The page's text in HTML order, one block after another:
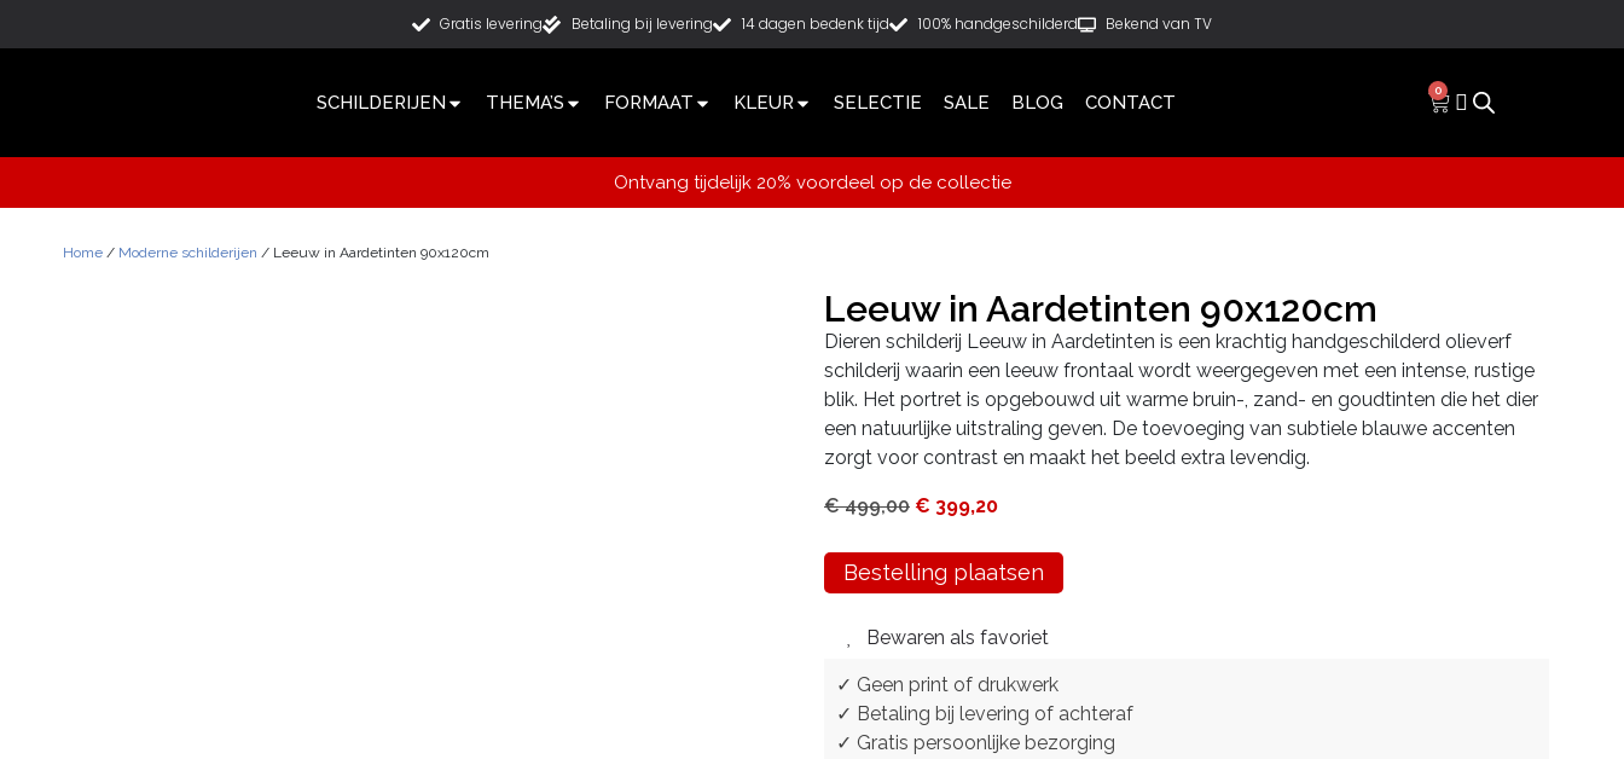
Gratis levering Betaling bij levering 14 dagen bedenk tijd 100% handgeschilderd Bekend van TV
SCHILDERIJEN THEMA’S FORMAAT KLEUR SELECTIE SALE BLOG CONTACT
0
Ontvang tijdelijk 20% voordeel op de collectie
Home / Moderne schilderijen / Leeuw in Aardetinten 90x120cm
Leeuw in Aardetinten 90x120cm
Dieren schilderij Leeuw in Aardetinten is een krachtig handgeschilderd olieverf
schilderij waarin een leeuw frontaal wordt weergegeven met een intense, rustige
blik. Het portret is opgebouwd uit warme bruin-, zand- en goudtinten die het dier
een natuurlijke uitstraling geven. De toevoeging van subtiele blauwe accenten
zorgt voor contrast en maakt het beeld extra levendig.
€499,00 € 399,20
Bestelling plaatsen
Bewaren als favoriet
✓ Geen print of drukwerk
✓ Betaling bij levering of achteraf
✓ Gratis persoonlijke bezorging